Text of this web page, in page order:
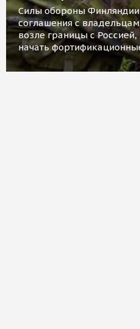
Силы обороны
соглашения с
возле границы с
начать